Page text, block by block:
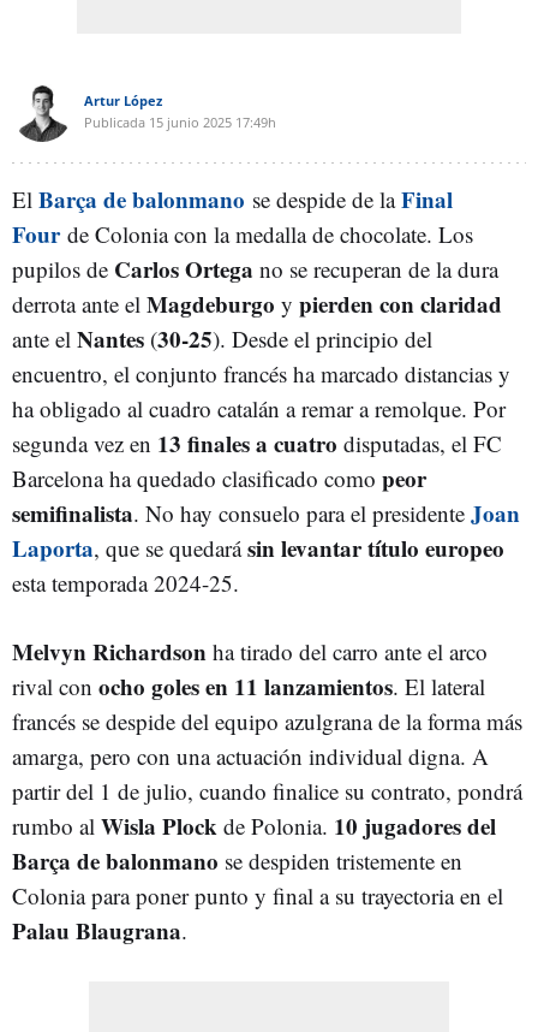
Artur López
Publicada 15 junio 2025 17:49h
El Barça de balonmano se despide de la Final
Fourde Colonia con la medalla de chocolate. Los
pupilos de Carlos Ortega no se recuperan de la dura
derrota ante el Magdeburgo y pierden con claridad
ante el Nantes (30-25). Desde el principio del
encuentro, el conjunto francés ha marcado distancias y
ha obligado al cuadro catalán a remar a remolque. Por
segunda vez en 13 finales a cuatro disputadas, el FC
Barcelona ha quedado clasificado como peor
semifinalista. No hay consuelo para el presidente Joan
Laporta, que se quedarásin levantar título europeo
esta temporada 2024-25.
Melvyn Richardson ha tirado del carro ante el arco
rival con ocho goles en 11 lanzamientos. El lateral
francés se despide del equipo azulgrana de la forma más
amarga, pero con una actuación individual digna. A
partir del 1 de julio, cuando finalice su contrato, pondrá
rumbo al Wisla Plock de Polonia. 10 jugadores del
Barça de balonmano se despiden tristemente en
Colonia para poner punto y final a su trayectoria en el
Palau Blaugrana.